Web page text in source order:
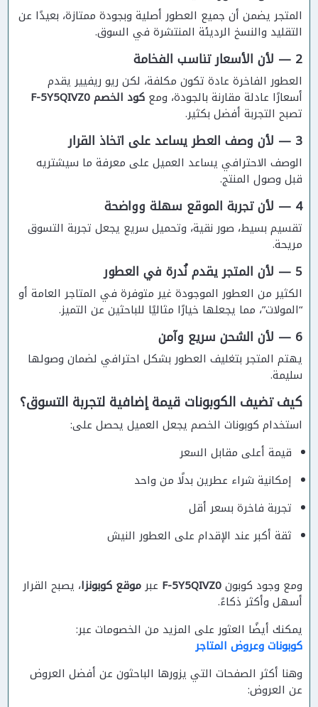
المتجر يضمن أن جميع العطور أصلية وبجودة ممتازة، بعيدًا عن
التقليد والنسخ الرديئة المنتشرة في السوق.
2 — لأن الأسعار تناسب الفخامة
العطور الفاخرة عادة تكون مكلفة، لكن ريو ريفيير يقدم
أسعارًا عادلة مقارنة بالجودة، ومعكود الخصم F-5Y5QIVZ0
تصبح التجربة أفضل بكثير.
3 — لأن وصف العطر يساعد على اتخاذ القرار
الوصف الاحترافي يساعد العميل على معرفة ما سيشتريه
قبل وصول المنتج.
4 — لأن تجربة الموقع سهلة وواضحة
تقسيم بسيط، صور نقية، وتحميل سريع يجعل تجربة التسوق
مريحة.
5 — لأن المتجر يقدم نُدرة في العطور
الكثير من العطور الموجودة غير متوفرة في المتاجر العامة أو
“المولات”، مما يجعلها خيارًا مثاليًا للباحثين عن التميز.
6 — لأن الشحن سريع وآمن
يهتم المتجر بتغليف العطور بشكل احترافي لضمان وصولها
سليمة.
كيف تضيف الكوبونات قيمة إضافية لتجربة التسوق؟
استخدام كوبونات الخصم يجعل العميل يحصل على:
قيمة أعلى مقابل السعر
إمكانية شراء عطرين بدلًا من واحد
تجربة فاخرة بسعر أقل
ثقة أكبر عند الإقدام على العطور النيش
ومع وجود كوبونF-5Y5QIVZ0 عبرموقع كوبونزا، يصبح القرار
أسهل وأكثر ذكاءً.
يمكنك أيضًا العثور على المزيد من الخصومات عبر:
كوبونات وعروض المتاجر
وهنا أكثر الصفحات التي يزورها الباحثون عن أفضل العروض
عن العروض: